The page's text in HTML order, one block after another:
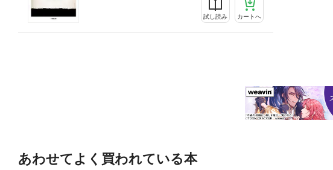
試し読み カートへ
あわせてよく買われている本